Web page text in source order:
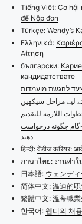
Tiếng Việt: Cơ hội
để Nộp đơn
Türkçe: Wendy’s
Ελληνικά:
Αίτηση
български:
кандидатствате
להגשת מועמדות
لیے مراحل سیکھیں
اللازمة للتقديم
گام چگونه درخواست
دهید
हिन्दी: वेंडीज करियर:
ภาษาไทย: งานทำใ
日本語: ウェンデ
简体中文: 温迪的
繁體中文: 溫蒂職
한국어: 웬디의 채